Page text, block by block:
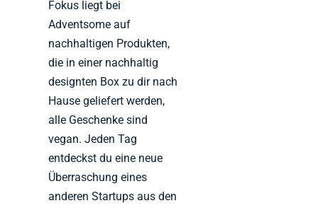
Fokus liegt bei
Adventsome auf
nachhaltigen Produkten,
die in einer nachhaltig
designten Box zu dir nach
Hause geliefert werden,
alle Geschenke sind
vegan. Jeden Tag
entdeckst du eine neue
Überraschung eines
anderen Startups aus den